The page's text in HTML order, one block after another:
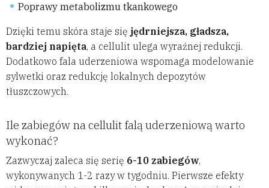
Poprawy metabolizmu tkankowego
Dzięki temu skóra staje się jędrniejsza, gładsza,
bardziej napięta, a cellulit ulega wyraźnej redukcji.
Dodatkowo fala uderzeniowa wspomaga modelowanie
sylwetki oraz redukcję lokalnych depozytów
tłuszczowych.
Ile zabiegów na cellulit falą uderzeniową warto
wykonać?
Zazwyczaj zaleca się serię 6-10 zabiegów,
wykonywanych 1-2 razy w tygodniu. Pierwsze efekty